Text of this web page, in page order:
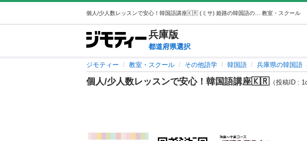
教室・スクール
兵庫版
都道府県選択
ジモティー 教室・スクール その他語学 韓国語 兵庫県の韓国語
個人/少人数レッスンで安心！韓国語講座🇰🇷（投稿ID :